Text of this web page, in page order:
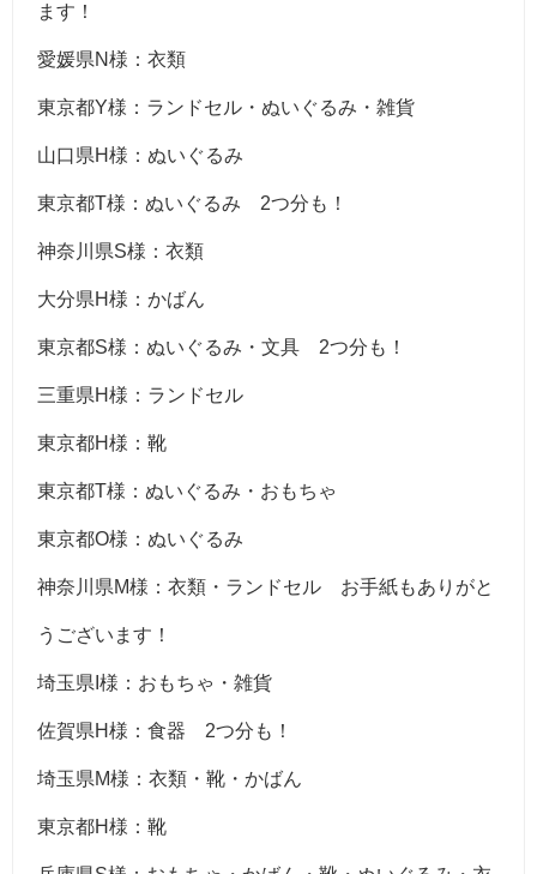
ます！
愛媛県N様：衣類
東京都Y様：ランドセル・ぬいぐるみ・雑貨
山口県H様：ぬいぐるみ
東京都T様：ぬいぐるみ 2つ分も！
神奈川県S様：衣類
大分県H様：かばん
東京都S様：ぬいぐるみ・文具 2つ分も！
三重県H様：ランドセル
東京都H様：靴
東京都T様：ぬいぐるみ・おもちゃ
東京都O様：ぬいぐるみ
神奈川県M様：衣類・ランドセル お手紙もありがと
うございます！
埼玉県I様：おもちゃ・雑貨
佐賀県H様：食器 2つ分も！
埼玉県M様：衣類・靴・かばん
東京都H様：靴